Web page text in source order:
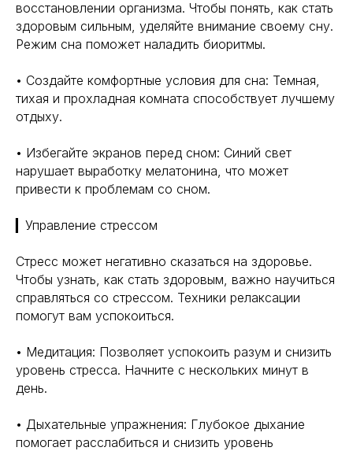
восстановлении организма. Чтобы понять, как стать
здоровым сильным, уделяйте внимание своему сну.
Режим сна поможет наладить биоритмы.
• Создайте комфортные условия для сна: Темная,
тихая и прохладная комната способствует лучшему
отдыху.
• Избегайте экранов перед сном: Синий свет
нарушает выработку мелатонина, что может
привести к проблемам со сном.
▎Управление стрессом
Стресс может негативно сказаться на здоровье.
Чтобы узнать, как стать здоровым, важно научиться
справляться со стрессом. Техники релаксации
помогут вам успокоиться.
• Медитация: Позволяет успокоить разум и снизить
уровень стресса. Начните с нескольких минут в
день.
• Дыхательные упражнения: Глубокое дыхание
помогает расслабиться и снизить уровень